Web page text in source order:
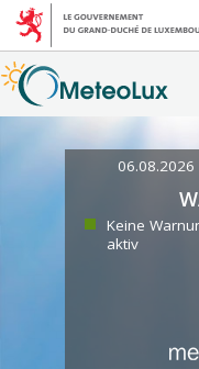
06.08.2026
Keine
aktiv